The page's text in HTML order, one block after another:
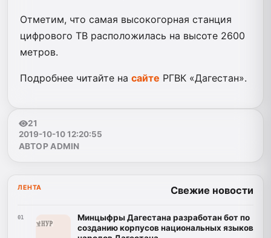
Отметим, что самая высокогорная станция
цифрового ТВ расположилась на высоте 2600
метров.
Подробнее читайте на сайте РГВК «Дагестан».
21
2019-10-10 12:20:55
АВТОР ADMIN
ЛЕНТА Свежие новости
01
Минцыфры Дагестана разработан бот по
созданию корпусов национальных языков